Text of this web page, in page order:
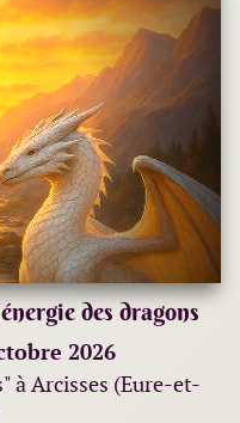
des dragons
2026
à Arcisses (Eure-et-